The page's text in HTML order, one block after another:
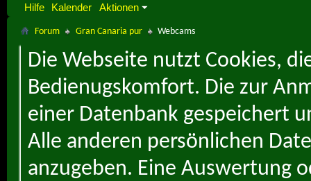
Hilfe
Kalender Aktionen
Forum Gran Canaria pur Webcams
Die Webseite nutzt Cookies,
Bedienugskomfort. Die zur
einer Datenbank gespeichert
Alle anderen persönlichen
anzugeben. Eine Auswertung